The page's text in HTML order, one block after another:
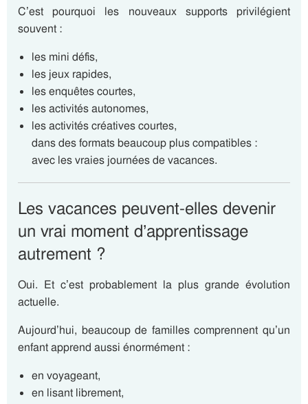
C’est pourquoi les nouveaux supports privilégient
souvent :
les mini défis,
les jeux rapides,
les enquêtes courtes,
les activités autonomes,
les activités créatives courtes,
dans des formats beaucoup plus compatibles :
avec les vraies journées de vacances.
Les vacances peuvent-elles devenir
un vrai moment d’apprentissage
autrement ?
Oui. Et c’est probablement la plus grande évolution
actuelle.
Aujourd’hui, beaucoup de familles comprennent qu’un
enfant apprend aussi énormément :
en voyageant,
en lisant librement,